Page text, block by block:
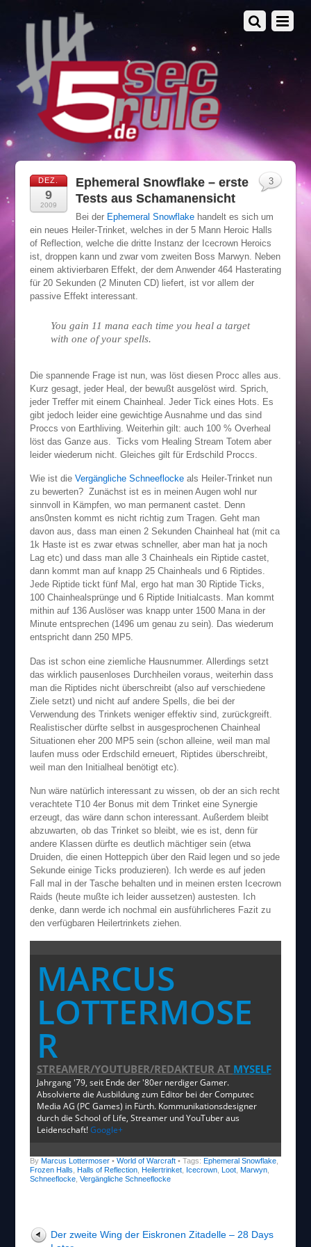
DEZ.
9
2009
Ephemeral Snowflake – erste
Tests aus Schamanensicht
Bei der Ephemeral Snowflakehandelt es sich um
ein neues Heiler-Trinket, welches in der 5 Mann Heroic Halls
of Reflection, welche die dritte Instanz der Icecrown Heroics
ist, droppen kann und zwar vom zweiten Boss Marwyn. Neben
einem aktivierbaren Effekt, der dem Anwender 464 Hasterating
für 20 Sekunden (2 Minuten CD) liefert, ist vor allem der
passive Effekt interessant.
You gain 11 mana each time you heal a target
with one of your spells.
Die spannende Frage ist nun, was löst diesen Procc alles aus.
Kurz gesagt, jeder Heal, der bewußt ausgelöst wird. Sprich,
jeder Treffer mit einem Chainheal. Jeder Tick eines Hots. Es
gibt jedoch leider eine gewichtige Ausnahme und das sind
Proccs von Earthliving. Weiterhin gilt: auch 100 % Overheal
löst das Ganze aus. Ticks vom Healing Stream Totem aber
leider wiederum nicht. Gleiches gilt für Erdschild Proccs.
Wie ist die Vergängliche Schneeflockeals Heiler-Trinket nun
zu bewerten? Zunächst ist es in meinen Augen wohl nur
sinnvoll in Kämpfen, wo man permanent castet. Denn
ans0nsten kommt es nicht richtig zum Tragen. Geht man
davon aus, dass man einen 2 Sekunden Chainheal hat (mit ca
1k Haste ist es zwar etwas schneller, aber man hat ja noch
Lag etc) und dass man alle 3 Chainheals ein Riptide castet,
dann kommt man auf knapp 25 Chainheals und 6 Riptides.
Jede Riptide tickt fünf Mal, ergo hat man 30 Riptide Ticks,
100 Chainhealsprünge und 6 Riptide Initialcasts. Man kommt
mithin auf 136 Auslöser was knapp unter 1500 Mana in der
Minute entsprechen (1496 um genau zu sein). Das wiederum
entspricht dann 250 MP5.
Das ist schon eine ziemliche Hausnummer. Allerdings setzt
das wirklich pausenloses Durchheilen voraus, weiterhin dass
man die Riptides nicht überschreibt (also auf verschiedene
Ziele setzt) und nicht auf andere Spells, die bei der
Verwendung des Trinkets weniger effektiv sind, zurückgreift.
Realistischer dürfte selbst in ausgesprochenen Chainheal
Situationen eher 200 MP5 sein (schon alleine, weil man mal
laufen muss oder Erdschild erneuert, Riptides überschreibt,
weil man den Initialheal benötigt etc).
Nun wäre natürlich interessant zu wissen, ob der an sich recht
verachtete T10 4er Bonus mit dem Trinket eine Synergie
erzeugt, das wäre dann schon interessant. Außerdem bleibt
abzuwarten, ob das Trinket so bleibt, wie es ist, denn für
andere Klassen dürfte es deutlich mächtiger sein (etwa
Druiden, die einen Hotteppich über den Raid legen und so jede
Sekunde einige Ticks produzieren). Ich werde es auf jeden
Fall mal in der Tasche behalten und in meinen ersten Icecrown
Raids (heute mußte ich leider aussetzen) austesten. Ich
denke, dann werde ich nochmal ein ausführlicheres Fazit zu
den verfügbaren Heilertrinkets ziehen.
MARCUS
LOTTERMOSE
R
STREAMER/YOUTUBER/REDAKTEUR AT MYSELF
Jahrgang '79, seit Ende der '80er nerdiger Gamer.
Absolvierte die Ausbildung zum Editor bei der Computec
Media AG (PC Games) in Fürth. Kommunikationsdesigner
durch die School of Life, Streamer und YouTuber aus
Leidenschaft!Google+
By Marcus Lottermoser• World of Warcraft
3
• Tags: Ephemeral Snowflake,
Frozen Halls Halls of Reflection, Heilertrinket, Icecrown, Loot, Marwyn,
Schneeflocke, Vergängliche Schneeflocke
Der zweite Wing der Eiskronen Zitadelle – 28 Days